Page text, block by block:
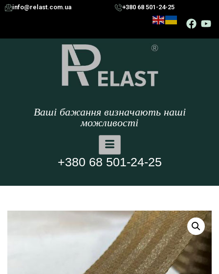
info@relast.com.ua +380 68 501-24-25
Ваші бажання визначають наші
можливості
+380 68 501-24-25